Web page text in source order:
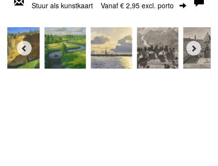
Stuur als kunstkaart Vanaf € 2,95 excl. porto